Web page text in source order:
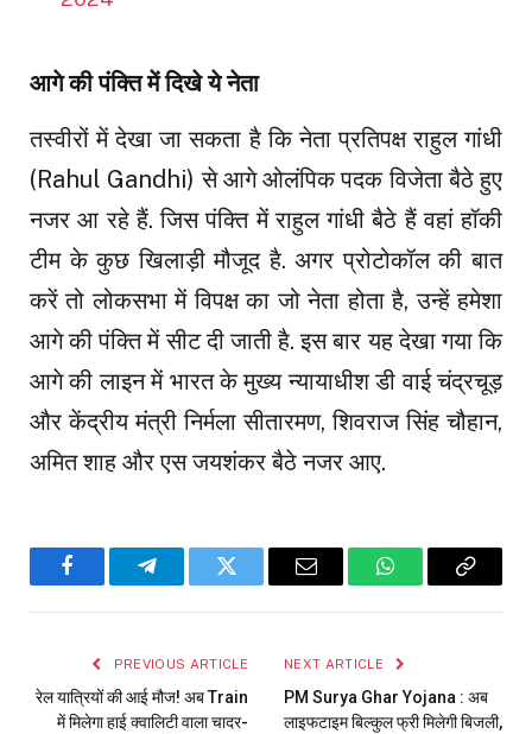
आगे की पंक्ति में दिखे ये नेता
तस्वीरों में देखा जा सकता है कि नेता प्रतिपक्ष राहुल गांधी
(Rahul Gandhi) से आगे ओलंपिक पदक विजेता बैठे हुए
नजर आ रहे हैं. जिस पंक्ति में राहुल गांधी बैठे हैं वहां हॉकी
टीम के कुछ खिलाड़ी मौजूद है. अगर प्रोटोकॉल की बात
करें तो लोकसभा में विपक्ष का जो नेता होता है, उन्हें हमेशा
आगे की पंक्ति में सीट दी जाती है. इस बार यह देखा गया कि
आगे की लाइन में भारत के मुख्य न्यायाधीश डी वाई चंद्रचूड़
और केंद्रीय मंत्री निर्मला सीतारमण, शिवराज सिंह चौहान,
अमित शाह और एस जयशंकर बैठे नजर आए.
FacebookTelegramTwitter Email WhatsAppCopy
PREVIOUS ARTICLE
रेल यात्रियों की आई मौज! अब Train
में मिलेगा हाई क्वालिटी वाला चादर-
NEXT ARTICLE
PM Surya Ghar Yojana : अब
लाइफटाइम बिल्कुल फ्री मिलेगी बिजली,